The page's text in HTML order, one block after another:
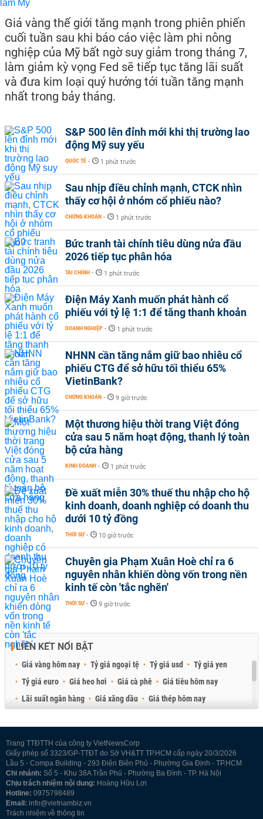
Giá vàng thế giới tăng mạnh trong phiên phiến
cuối tuần sau khi báo cáo việc làm phi nông
nghiệp của Mỹ bất ngờ suy giảm trong tháng 7,
làm giảm kỳ vọng Fed sẽ tiếp tục tăng lãi suất
và đưa kim loại quý hướng tới tuần tăng mạnh
nhất trong bảy tháng.
S&P 500 lên đỉnh mới khi thị trường lao
động Mỹ suy yếu
QUỐC TẾ - 1 phút trước
Sau nhịp điều chỉnh mạnh, CTCK nhìn
thấy cơ hội ở nhóm cổ phiếu nào?
CHỨNG KHOÁN - 1 phút trước
Bức tranh tài chính tiêu dùng nửa đầu
2026 tiếp tục phân hóa
TÀI CHÍNH - 1 phút trước
Điện Máy Xanh muốn phát hành cổ
phiếu với tỷ lệ 1:1 để tăng thanh khoản
DOANH NGHIỆP - 1 phút trước
NHNN cần tăng nắm giữ bao nhiêu cổ
phiếu CTG để sở hữu tối thiểu 65%
VietinBank?
CHỨNG KHOÁN - 9 giờ trước
Một thương hiệu thời trang Việt đóng
cửa sau 5 năm hoạt động, thanh lý toàn
bộ cửa hàng
KINH DOANH - 1 phút trước
Đề xuất miễn 30% thuế thu nhập cho hộ
kinh doanh, doanh nghiệp có doanh thu
dưới 10 tỷ đồng
THỜI SỰ - 10 giờ trước
Chuyên gia Phạm Xuân Hoè chỉ ra 6
nguyên nhân khiến dòng vốn trong nền
kinh tế còn 'tắc nghẽn'
THỜI SỰ - 9 giờ trước
LIÊN KẾT NỔI BẬT
Giá vàng hôm nay Tỷ giá ngoại tệ Tỷ giá usd
Tỷ giá yen
Tỷ giá euro
Giá heo hơi Giá cà phê
Giá tiêu hôm nay
Lãi suất ngân hàng
Giá xăng dầu
Giá thép hôm nay
Trang TTĐTTH của công ty VietNewsCorp
Giấy phép số 3323/GP-TTĐT do Sở VH&TT TP.HCM cấp ngày 20/3/2026
Lầu 5 - Compa Building - 293 Điện Biên Phủ - Phường Gia Định - TP.HCM
Chi nhánh: Số 5 - Khu 38A Trần Phú - Phường Ba Đình - TP. Hà Nội
Chịu trách nhiệm nội dung: Hoàng Hữu Lợi
Hotline: 0975798489
Email: info@vietnambiz.vn
Trách nhiệm về thông tin